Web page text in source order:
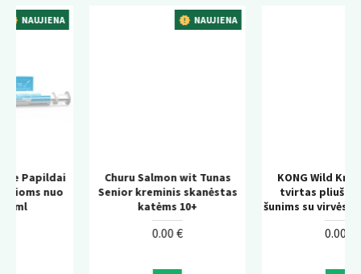
Churu Salmon wit Tunas
Senior kreminis skanėstas
KONG Wild Knots Bear –
tvirtas pliušinis žaislas
šunims su virvės konstrukcija